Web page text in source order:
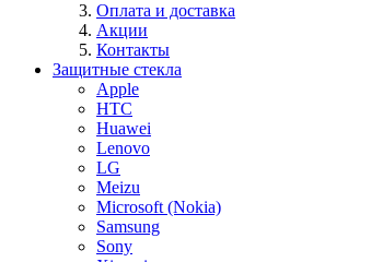
Оплата и доставка
Акции
Контакты
Защитные стекла
Apple
HTC
Huawei
Lenovo
LG
Meizu
Microsoft (Nokia)
Samsung
Sony